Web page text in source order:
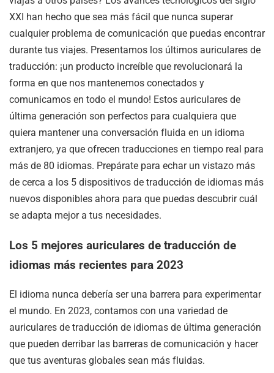
XXI han hecho que sea más fácil que nunca superar
cualquier problema de comunicación que puedas encontrar
durante tus viajes. Presentamos los últimos auriculares de
traducción: ¡un producto increíble que revolucionará la
forma en que nos mantenemos conectados y
comunicamos en todo el mundo! Estos auriculares de
última generación son perfectos para cualquiera que
quiera mantener una conversación fluida en un idioma
extranjero, ya que ofrecen traducciones en tiempo real para
más de 80 idiomas. Prepárate para echar un vistazo más
de cerca a los 5 dispositivos de traducción de idiomas más
nuevos disponibles ahora para que puedas descubrir cuál
se adapta mejor a tus necesidades.
Los 5 mejores auriculares de traducción de
idiomas más recientes para 2023
El idioma nunca debería ser una barrera para experimentar
el mundo. En 2023, contamos con una variedad de
auriculares de traducción de idiomas de última generación
que pueden derribar las barreras de comunicación y hacer
que tus aventuras globales sean más fluidas.